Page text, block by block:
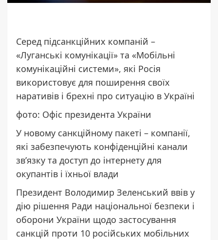
Серед підсанкційних компаній –
«Луганські комунікації» та «Мобільні
комунікаційні системи», які Росія
використовує для поширення своїх
наративів і брехні про ситуацію в Україні
фото: Офіс президента України
У новому санкційному пакеті – компанії,
які забезпечують конфіденційні канали
зв’язку та доступ до інтернету для
окупантів і їхньої влади
Президент Володимир Зеленський ввів у
дію рішення Ради національної безпеки і
оборони України щодо застосування
санкцій проти 10 російських мобільних